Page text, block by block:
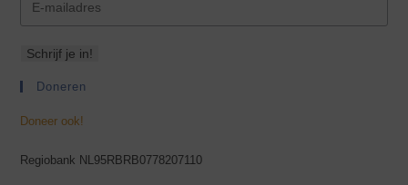
Schrijf je in!
Doneren
Doneer ook!
Regiobank NL95RBRB0778207110